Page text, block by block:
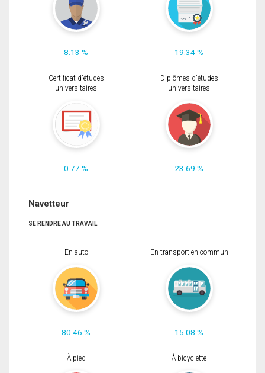
8.13 % 19.34 %
Certificat d'études
universitaires
0.77 %
Diplômes d'études
universitaires
23.69 %
Navetteur
SE RENDRE AU TRAVAIL
En auto
80.46 %
En transport en commun
15.08 %
À pied À bicyclette